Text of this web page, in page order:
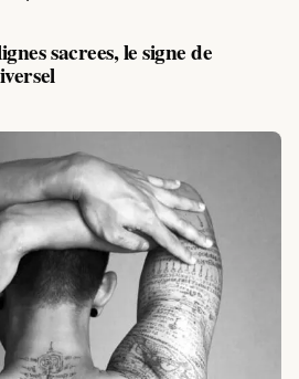
sacrees, le signe de